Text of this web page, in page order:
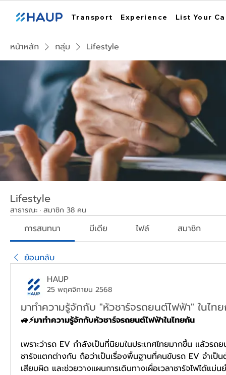
Transport Experience List Your
หน้าหลัก กลุ่ม Lifestyle
Lifestyle
สาธารณะ · สมาชิก 38 คน
การสนทนา มีเดีย ไฟล์ สมาชิก
ย้อนกลับ
HAUP
25 พฤศจิกายน 2568
มาทำความรู้จักกับ "หัวชาร์จรถยนต์ไฟฟ้า" ในไท
🚙⚡มาทำความรู้จักกับหัวชาร์จรถยนต์ไฟฟ้าในไทยกัน
เพราะว่ารถ EV กำลังเป็นที่นิยมในประเทศไทยมากขึ้น แล้วรถ
ชาร์จแตกต่างกัน ถือว่าเป็นเรื่องพื้นฐานที่คนขับรถ EV จำเป็น
เสียบผิด และช่วยวางแผนการเดินทางเผื่อเวลาชาร์จไฟได้แม่น